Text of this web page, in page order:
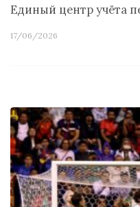
Единый центр учёта
17/06/2026